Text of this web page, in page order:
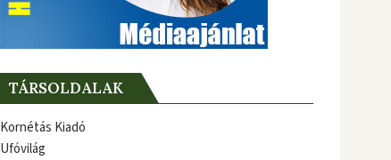
TÁRSOLDALAK
Kornétás Kiadó
Ufóvilág